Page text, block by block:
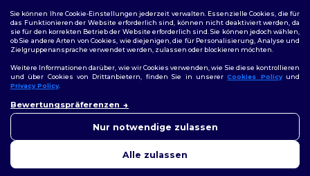
Stuttgart|Düsseldorf| Bremen
Sie können Ihre Cookie-Einstellungen jederzeit verwalten. Essenzielle Cookies, die für
das Funktionieren der Website erforderlich sind, können nicht deaktiviert werden, da
sie für den korrekten Betrieb der Website erforderlich sind. Sie können jedoch wählen,
ob Sie andere Arten von Cookies, wie diejenigen, die für Personalisierung, Analyse und
Zielgruppenansprache verwendet werden, zulassen oder blockieren möchten.
Weitere Informationen darüber, wie wir Cookies verwenden, wie Sie diese kontrollieren
und über Cookies von Drittanbietern, finden Sie in unsererCookies Policyund
Privacy Policy.
Bewertungspräferenzen
Nur notwendige zulassen
Alle zulassen
uns jederzeit kontaktieren.
Ihnen zu helfen.